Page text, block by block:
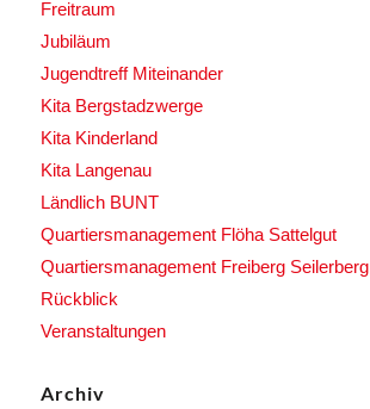
Freitraum
Jubiläum
Jugendtreff Miteinander
Kita Bergstadzwerge
Kita Kinderland
Kita Langenau
Ländlich BUNT
Quartiersmanagement Flöha Sattelgut
Quartiersmanagement Freiberg Seilerberg
Rückblick
Veranstaltungen
Archiv